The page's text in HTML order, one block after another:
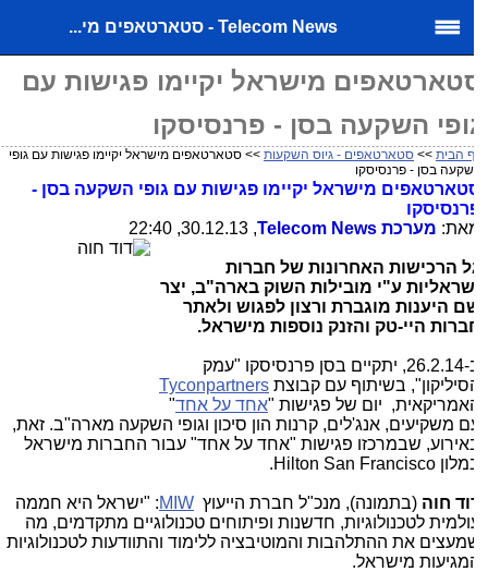
Telecom News - סטארטאפים מי...
מישראל יקיימו פגישות עם
השקעה בסן - פרנסיסקו
הבית>>סטארטאפים - גיוס השקעות>> סטארטאפים מישראל יקיימו פגישות עם גופי
בסן - פרנסיסקו
מישראל יקיימו פגישות עם גופי השקעה בסן -
מערכת Telecom News
, 30.12.13, 22:40
הרכישות האחרונות של חברות
ע"י מובילות השוק בארה"ב, יצר
היענות מוגברת ורצון לפגוש ולאתר
היי-טק והזנק נוספות מישראל.
ב-26.2.14, יתקיים בסן פרנסיסקו "עמק
בשיתוף עם קבוצתTyconpartners
יום של פגישות "אחד על אחד"
משקיעים, אנג'לים, קרנות הון סיכון וגופי השקעה מארה"ב. זאת,
שבמרכזו פגישות "אחד על אחד" עבור החברות מישראל
Hilton San Francisco
חוה(בתמונה), מנכ"ל חברת הייעוץMIW : "ישראל היא חממה
לטכנולוגיות, חדשנות ופיתוחים טכנולוגיים מתקדמים, מה
את ההתלהבות והמוטיבציה ללימוד והתוודעות לטכנולוגיות
מישראל.